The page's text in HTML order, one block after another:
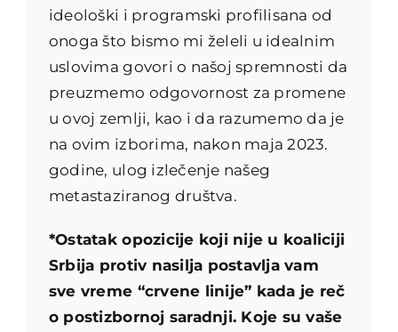
ideološki i programski profilisana od
onoga što bismo mi želeli u idealnim
uslovima govori o našoj spremnosti da
preuzmemo odgovornost za promene
u ovoj zemlji, kao i da razumemo da je
na ovim izborima, nakon maja 2023.
godine, ulog izlečenje našeg
metastaziranog društva.
*Ostatak opozicije koji nije u koaliciji
Srbija protiv nasilja postavlja vam
sve vreme “crvene linije” kada je reč
o postizbornoj saradnji. Koje su vaše